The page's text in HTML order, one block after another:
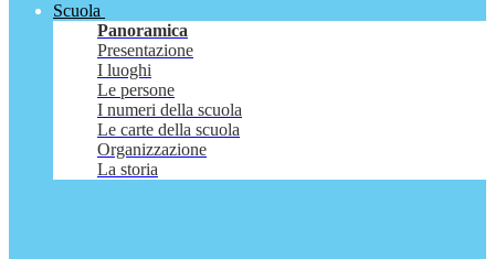
Scuola
Panoramica
Presentazione
I luoghi
Le persone
I numeri della scuola
Le carte della scuola
Organizzazione
La storia